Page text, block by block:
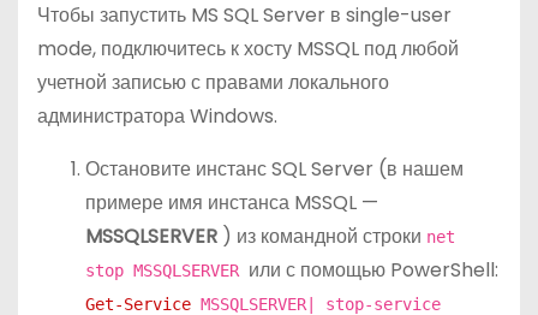
Чтобы запустить MS SQL Server в single-user
mode, подключитесь к хосту MSSQL под любой
учетной записью с правами локального
администратора Windows.
Остановите инстанс SQL Server (в нашем
примере имя инстанса MSSQL —
MSSQLSERVER ) из командной строки net
stop MSSQLSERVER или с помощью PowerShell:
Get-Service MSSQLSERVER| stop-service